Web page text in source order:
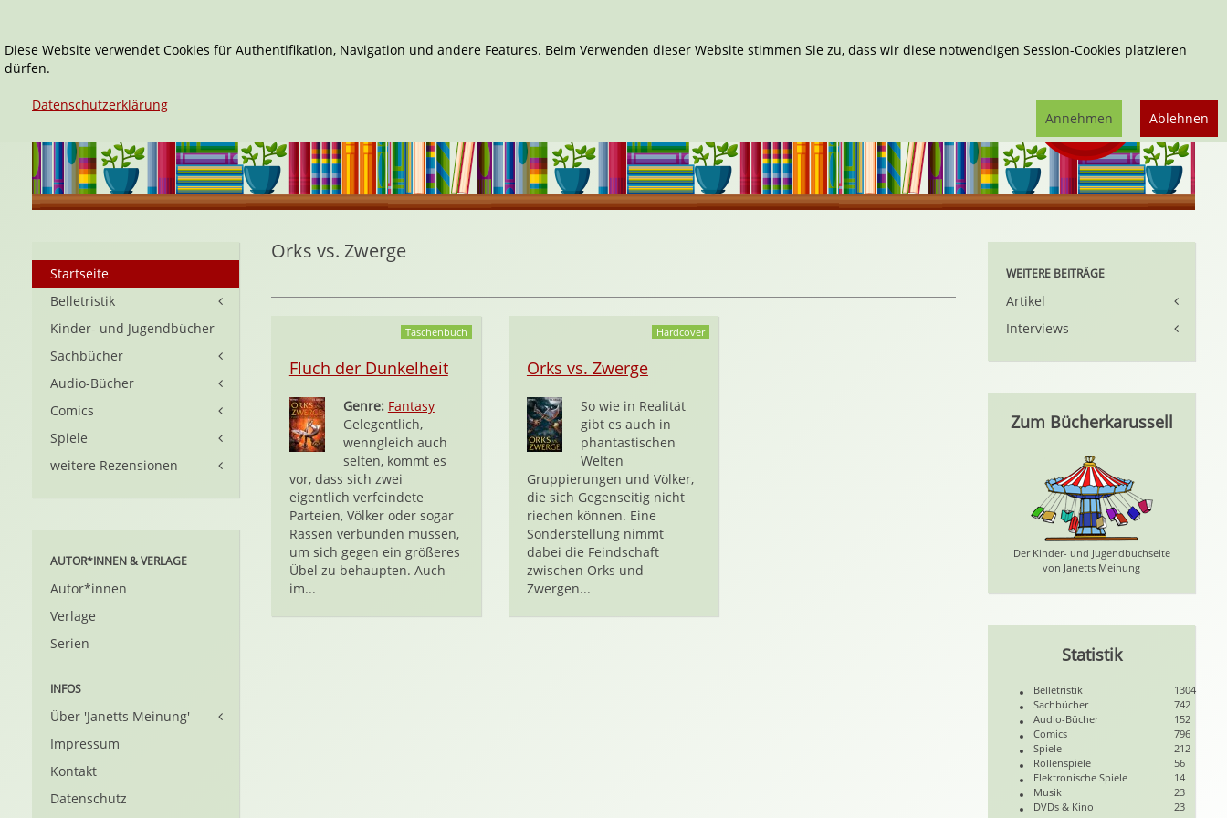
Orks vs. Zwerge
Taschenbuch
Fluch der Dunkelheit
Genre: Fantasy
Gelegentlich,
wenngleich auch
selten, kommt es
vor, dass sich zwei
eigentlich verfeindete
Parteien, Völker oder sogar
Rassen verbünden müssen,
um sich gegen ein größeres
Übel zu behaupten. Auch
im...
Hardcover
Orks vs. Zwerge
So wie in Realität
gibt es auch in
phantastischen
Welten
Gruppierungen und Völker,
die sich Gegenseitig nicht
riechen können. Eine
Sonderstellung nimmt
dabei die Feindschaft
zwischen Orks und
Zwergen...
Startseite
Belletristik
Kinder- und Jugendbücher
Sachbücher
Audio-Bücher
Comics
Spiele
weitere Rezensionen
AUTOR*INNEN & VERLAGE
Autor*innen
Verlage
Serien
INFOS
Über 'Janetts Meinung'
Impressum
Kontakt
Datenschutz
WEITERE BEITRÄGE
Artikel
Interviews
Zum Bücherkarussell
Der Kinder- und Jugendbuchseite
von Janetts Meinung
Statistik
Belletristik
1304
Sachbücher
742
Audio-Bücher
152
Comics
796
Spiele
212
Rollenspiele
56
Elektronische Spiele
14
Musik
23
DVDs & Kino
23
Diese Website verwendet Cookies für Authentifikation, Navigation und andere Features. Beim Verwenden dieser Website stimmen Sie zu, dass wir diese notwendigen Session-Cookies platzieren
dürfen.
Datenschutzerklärung
Ablehnen
Annehmen